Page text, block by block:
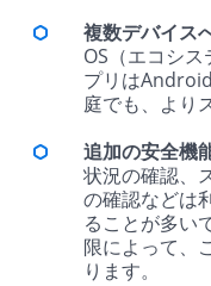
複数デバイス
OS（エコシ
プリは
庭でも、より
追加の安全機
状況の確認、
の確認などは
ることが多い
限によって、
ります。